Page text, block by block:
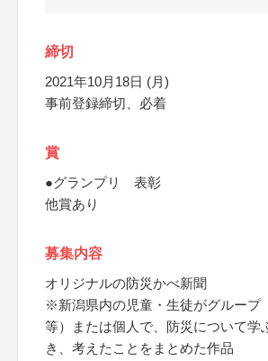
締切
2021年10月18日 (月)
事前登録締切、必着
賞
●グランプリ 表彰
他賞あり
募集内容
オリジナルの防災かべ新聞
※新潟県内の児童・生徒がグループ
等）または個人で、防災について学
き、考えたことをまとめた作品